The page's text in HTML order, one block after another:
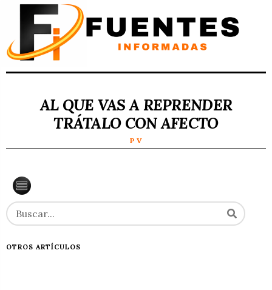
AL QUE VAS A REPRENDER
TRÁTALO CON AFECTO
P V
OTROS ARTÍCULOS